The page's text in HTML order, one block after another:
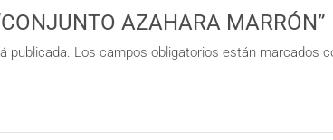
AZAHARA MARRÓN”
publicada. Los campos obligatorios están marcados